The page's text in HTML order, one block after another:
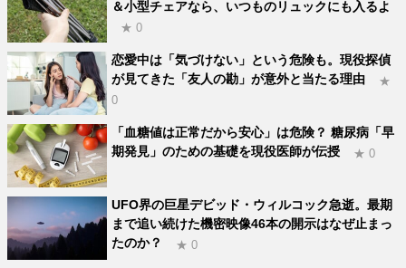
＆小型チェアなら、いつものリュックにも入るよ
★ 0
恋愛中は「気づけない」という危険も。現役探偵
が見てきた「友人の勘」が意外と当たる理由
★
0
「血糖値は正常だから安心」は危険？ 糖尿病「早
期発見」のための基礎を現役医師が伝授
★ 0
UFO界の巨星デビッド・ウィルコック急逝。最期
まで追い続けた機密映像46本の開示はなぜ止まっ
たのか？
★ 0